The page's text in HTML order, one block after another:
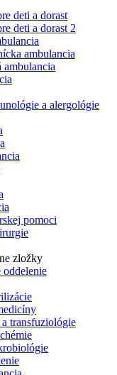
deti a dorast
deti a dorast 2
ambulancia
a alergológie
pomoci
zložky
transfuziológie